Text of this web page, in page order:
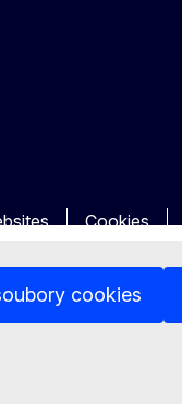
cookies
Cookies